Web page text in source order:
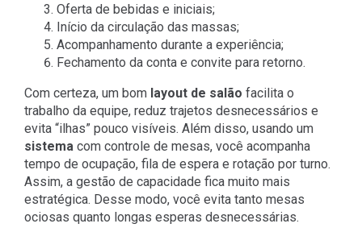
Oferta de bebidas e iniciais;
Início da circulação das massas;
Acompanhamento durante a experiência;
Fechamento da conta e convite para retorno.
Com certeza, um bom layout de salão facilita o
trabalho da equipe, reduz trajetos desnecessários e
evita “ilhas” pouco visíveis. Além disso, usando um
sistema com controle de mesas, você acompanha
tempo de ocupação, fila de espera e rotação por turno.
Assim, a gestão de capacidade fica muito mais
estratégica. Desse modo, você evita tanto mesas
ociosas quanto longas esperas desnecessárias.